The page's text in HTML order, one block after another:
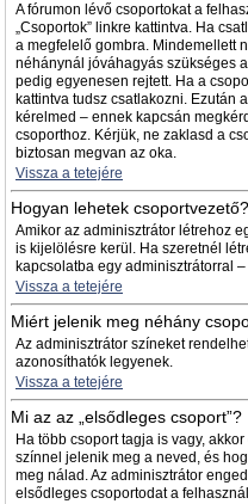
A fórumon lévő csoportokat a
„Csoportok” linkre kattintva. Ha
a megfelelő gombra. Mindemellett
néhánynál jóváhagyás szükséges
pedig egyenesen rejtett. Ha a
kattintva tudsz csatlakozni. Ezután
kérelmed – ennek kapcsán
csoporthoz. Kérjük, ne zaklasd a
biztosan megvan az oka.
Vissza a tetejére
Hogyan lehetek csoportvezető?
Amikor az adminisztrátor létrehoz
is kijelölésre kerül. Ha szeretnél
kapcsolatba egy adminisztrátorral
Vissza a tetejére
Miért jelenik meg néhány
Az adminisztrátor színeket
azonosíthatók legyenek.
Vissza a tetejére
Mi az az „elsődleges csoport”?
Ha több csoport tagja is vagy,
színnel jelenik meg a neved, és
meg nálad. Az adminisztrátor
elsődleges csoportodat a